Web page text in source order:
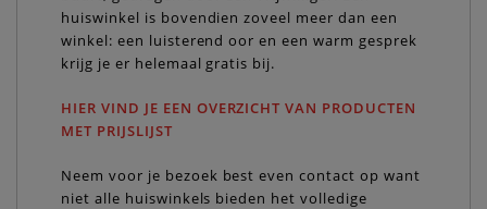
huiswinkel is bovendien zoveel meer dan een
winkel: een luisterend oor en een warm gesprek
krijg je er helemaal gratis bij.
HIER VIND JE EEN OVERZICHT VAN PRODUCTEN
MET PRIJSLIJST
Neem voor je bezoek best even contact op want
niet alle huiswinkels bieden het volledige